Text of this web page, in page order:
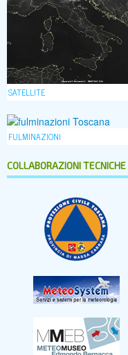
SATELLITE
FULMINAZIONI
COLLABORAZIONI TECNICHE